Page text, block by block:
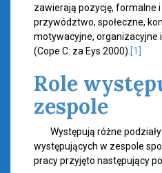
zawierają pozycję, formalne
przywództwo, społeczne,
motywacyjne,
(Cope C: za Eys 2000). [1]
Role
zespole
Występują różne podziały
występujących w zespole
pracy przyjęto następujący